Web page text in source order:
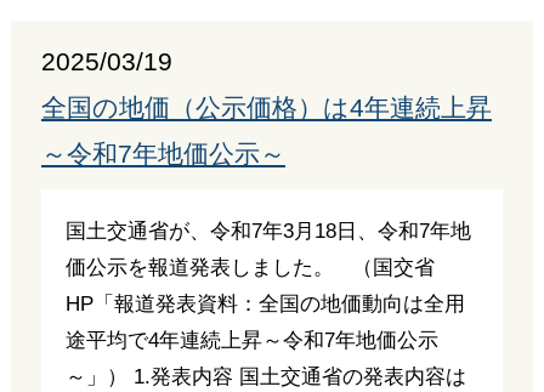
2025/03/19
全国の地価（公示価格）は4年連続上昇
～令和7年地価公示～
国土交通省が、令和7年3月18日、令和7年地
価公示を報道発表しました。 （国交省
HP「報道発表資料：全国の地価動向は全用
途平均で4年連続上昇～令和7年地価公示
～」） 1.発表内容 国土交通省の発表内容は